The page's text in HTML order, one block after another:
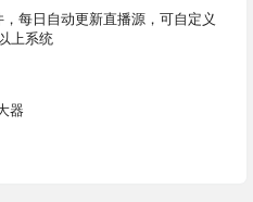
每日自动更新直播源，可自定义
上系统
器